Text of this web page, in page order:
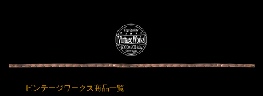
ビンテージワークス商品一覧